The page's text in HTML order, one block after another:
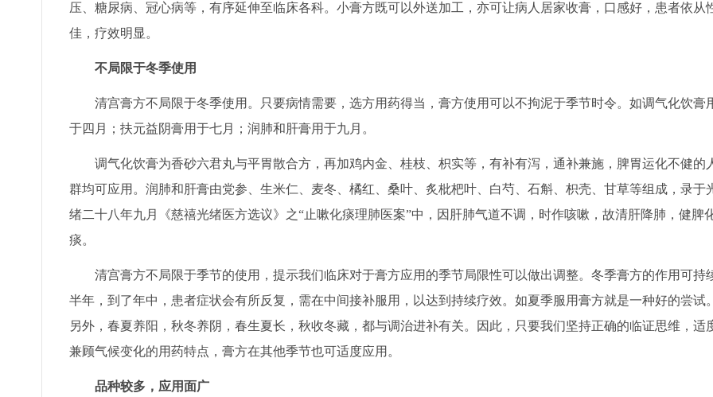
压、糖尿病、冠心病等，有序延伸至临床各科。小膏方既可以外送加工，亦可让病人居家收膏，口感好，患者依从
佳，疗效明显。
不局限于冬季使用
清宫膏方不局限于冬季使用。只要病情需要，选方用药得当，膏方使用可以不拘泥于季节时令。如调气化饮膏
于四月；扶元益阴膏用于七月；润肺和肝膏用于九月。
调气化饮膏为香砂六君丸与平胃散合方，再加鸡内金、桂枝、枳实等，有补有泻，通补兼施，脾胃运化不健的
群均可应用。润肺和肝膏由党参、生米仁、麦冬、橘红、桑叶、炙枇杷叶、白芍、石斛、枳壳、甘草等组成，录于
绪二十八年九月《慈禧光绪医方选议》之“止嗽化痰理肺医案”中，因肝肺气道不调，时作咳嗽，故清肝降肺，健脾
痰。
清宫膏方不局限于季节的使用，提示我们临床对于膏方应用的季节局限性可以做出调整。冬季膏方的作用可持
半年，到了年中，患者症状会有所反复，需在中间接补服用，以达到持续疗效。如夏季服用膏方就是一种好的尝试。
另外，春夏养阳，秋冬养阴，春生夏长，秋收冬藏，都与调治进补有关。因此，只要我们坚持正确的临证思维，适
兼顾气候变化的用药特点，膏方在其他季节也可适度应用。
品种较多，应用面广